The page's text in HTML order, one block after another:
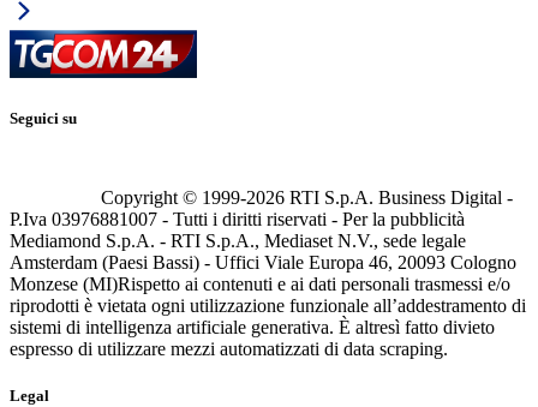
Seguici su
Copyright © 1999-2026 RTI S.p.A. Business Digital -
P.Iva 03976881007 - Tutti i diritti riservati - Per la pubblicità
Mediamond S.p.A. - RTI S.p.A., Mediaset N.V., sede legale
Amsterdam (Paesi Bassi) - Uffici Viale Europa 46, 20093 Cologno
Monzese (MI)Rispetto ai contenuti e ai dati personali trasmessi e/o
riprodotti è vietata ogni utilizzazione funzionale all’addestramento di
sistemi di intelligenza artificiale generativa. È altresì fatto divieto
espresso di utilizzare mezzi automatizzati di data scraping.
Legal